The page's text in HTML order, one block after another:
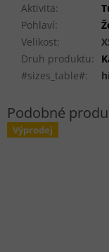
Aktivita:
Pohlaví:
Velikost:
Druh produktu:
#sizes_table#:
Výprodej